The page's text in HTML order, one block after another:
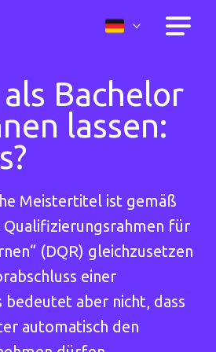
Bachelor
lassen:
Meistertitel ist gemäß
Qualifizierungsrahmen für
(DQR) gleichzusetzen
einer
bedeutet aber nicht, dass
automatisch den